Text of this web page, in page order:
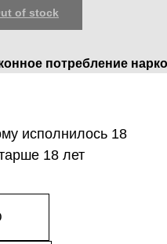
исполнилось 18
18 лет
of stock
потребление
их аналогов
запрещён и влечет
— певец
Петербурга 1920-х он
книге он
в пошлости нового
с древнегреческого —